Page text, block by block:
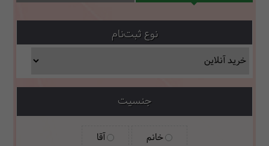
نوع ثبت‌نام
جنسیت
خانم آقا